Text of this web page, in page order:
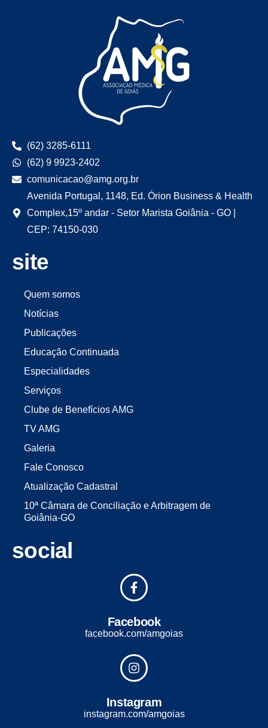
(62) 3285-6111
(62) 9 9923-2402
comunicacao@amg.org.br
Avenida Portugal, 1148, Ed. Órion Business & Health
Complex,15º andar - Setor Marista Goiânia - GO |
CEP: 74150-030
site
Quem somos
Notícias
Publicações
Educação Continuada
Especialidades
Serviços
Clube de Benefícios AMG
TV AMG
Galeria
Fale Conosco
Atualização Cadastral
10ª Câmara de Conciliação e Arbitragem de
Goiânia-GO
social
Facebook
facebook.com/amgoias
Instagram
instagram.com/amgoias